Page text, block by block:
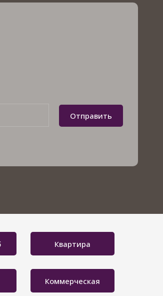
Отправить
Коммерческая
Квартира